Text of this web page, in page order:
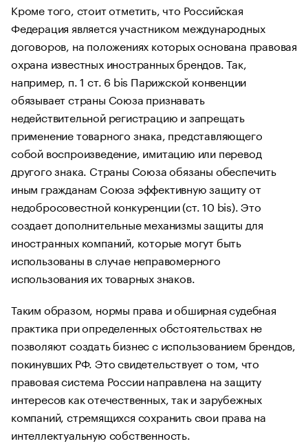
Кроме того, стоит отметить, что Российская
Федерация является участником международных
договоров, на положениях которых основана правовая
охрана известных иностранных брендов. Так,
например, п. 1 ст. 6 bis Парижской конвенции
обязывает страны Союза признавать
недействительной регистрацию и запрещать
применение товарного знака, представляющего
собой воспроизведение, имитацию или перевод
другого знака. Страны Союза обязаны обеспечить
иным гражданам Союза эффективную защиту от
недобросовестной конкуренции (ст. 10 bis). Это
создает дополнительные механизмы защиты для
иностранных компаний, которые могут быть
использованы в случае неправомерного
использования их товарных знаков.
Таким образом, нормы права и обширная судебная
практика при определенных обстоятельствах не
позволяют создать бизнес с использованием брендов,
покинувших РФ. Это свидетельствует о том, что
правовая система России направлена на защиту
интересов как отечественных, так и зарубежных
компаний, стремящихся сохранить свои права на
интеллектуальную собственность.